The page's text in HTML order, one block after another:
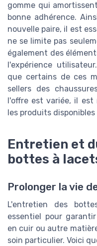
gomme qui
bonne adhérence.
nouvelle paire, il est
ne se limite pas
également des
l'expérience
que certains de ces
sellers des
l'offre est variée, il est
les produits
Entretien et
bottes à
Prolonger la vie
L'entretien des
essentiel pour
en cuir ou autre
soin particulier. Voici